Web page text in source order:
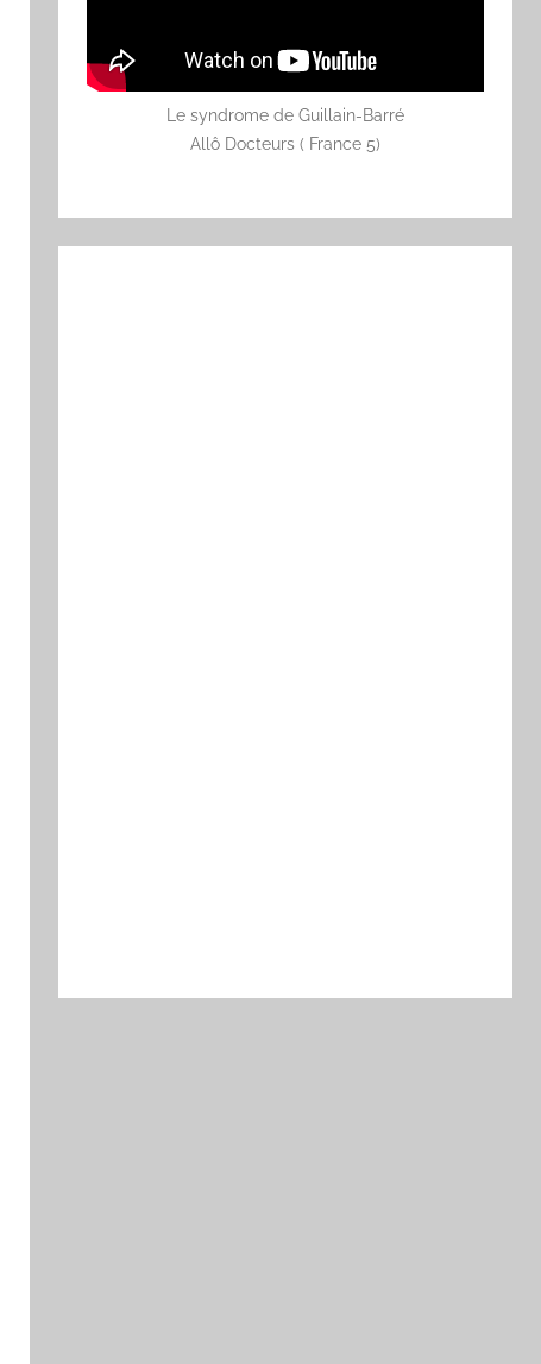
Le syndrome de Guillain-Barré
Allô Docteurs ( France 5)